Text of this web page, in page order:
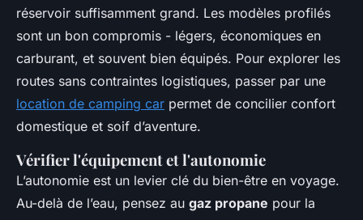
réservoir suffisamment grand. Les modèles profilés
sont un bon compromis - légers, économiques en
carburant, et souvent bien équipés. Pour explorer les
routes sans contraintes logistiques, passer par une
location de camping car permet de concilier confort
domestique et soif d’aventure.
Vérifier l'équipement et l'autonomie
L’autonomie est un levier clé du bien-être en voyage.
Au-delà de l’eau, pensez au gaz propane pour la